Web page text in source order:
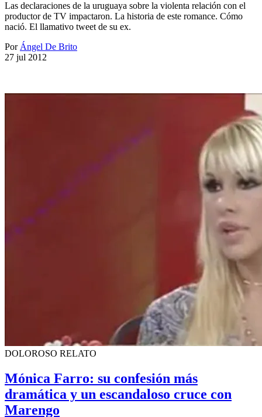
Las declaraciones de la uruguaya sobre la violenta relación con el
productor de TV impactaron. La historia de este romance. Cómo
nació. El llamativo tweet de su ex.
PorÁngel De Brito
27 jul 2012
DOLOROSO RELATO
Mónica Farro: su confesión más
dramática y un escandaloso cruce con
Marengo